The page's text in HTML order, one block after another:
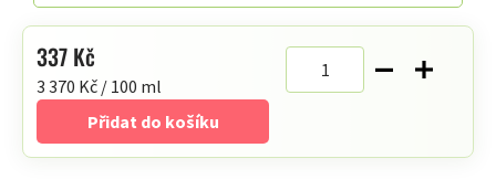
337 Kč
Měrná
3 370 Kč / 100 ml
Přidat do košíku